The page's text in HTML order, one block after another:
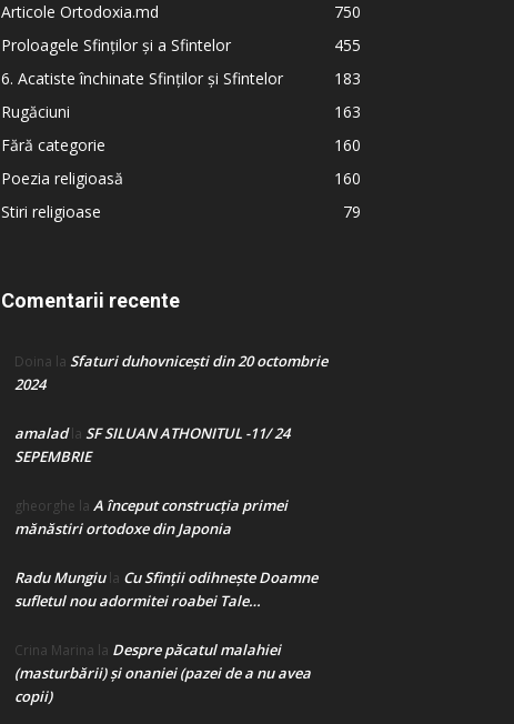
Articole Ortodoxia.md
750
Proloagele Sfinților și a Sfintelor
455
6. Acatiste închinate Sfinților și Sfintelor
183
Rugăciuni
163
Fără categorie
160
Poezia religioasă
160
Stiri religioase
79
Comentarii recente
Doina la Sfaturi duhovnicești din 20 octombrie
2024
amaladla SF SILUAN ATHONITUL -11/ 24
SEPEMBRIE
gheorghe la A început construcţia primei
mănăstiri ortodoxe din Japonia
Radu Mungiula Cu Sfinții odihnește Doamne
sufletul nou adormitei roabei Tale…
Crina Marina la Despre păcatul malahiei
(masturbării) şi onaniei (pazei de a nu avea
copii)